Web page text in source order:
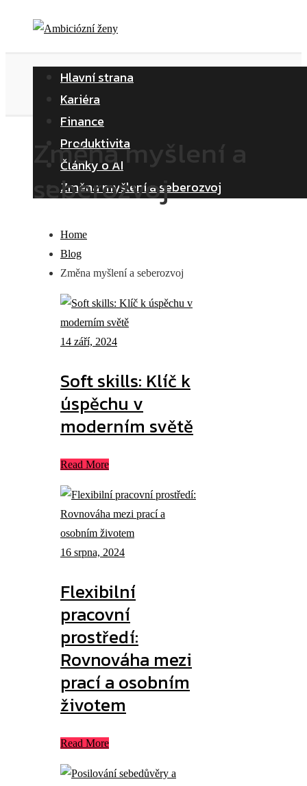
Hlavní strana
Kariéra
Finance
Produktivita
Články o AI
Změna myšlení a seberozvoj
Změna myšlení a
seberozvoj
Home
Blog
Změna myšlení a seberozvoj
14 září, 2024
Soft skills: Klíč k
úspěchu v
moderním světě
Read More
16 srpna, 2024
Flexibilní
pracovní
prostředí:
Rovnováha mezi
prací a osobním
životem
Read More